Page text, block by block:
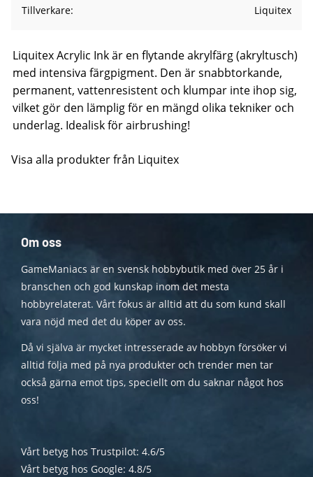
Tillverkare
Liquitex
Liquitex Acrylic Ink är en flytande akrylfärg (akryltusch)
med intensiva färgpigment. Den är snabbtorkande,
permanent, vattenresistent och klumpar inte ihop sig,
vilket gör den lämplig för en mängd olika tekniker och
underlag. Idealisk för airbrushing!
Visa alla produkter från Liquitex
Om oss
GameManiacs är en svensk hobbybutik med över 25 år i
branschen och god kunskap inom det mesta
hobbyrelaterat. Vårt fokus är alltid att du som kund skall
vara nöjd med det du köper av oss.
Då vi själva är mycket intresserade av hobbyn försöker vi
alltid följa med på nya produkter och trender men tar
också gärna emot tips, speciellt om du saknar något hos
oss!
Vårt betyg hos Trustpilot: 4.6/5
Vårt betyg hos Google: 4.8/5